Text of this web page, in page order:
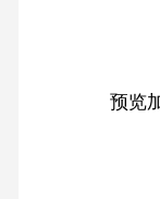
预览